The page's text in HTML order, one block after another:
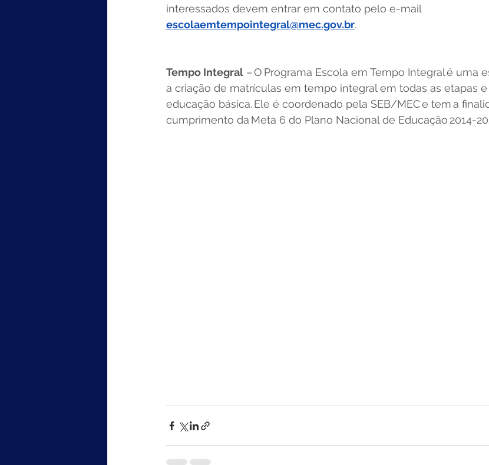
interessados devem entrar em contato pelo e-mail
escolaemtempointegral@mec.gov.br.
Tempo Integral – O Programa Escola em Tempo Integral é uma
a criação de matrículas em tempo integral em todas as etapas
educação básica. Ele é coordenado pela SEB/MEC e tem a
cumprimento da Meta 6 do Plano Nacional de Educação 2014-